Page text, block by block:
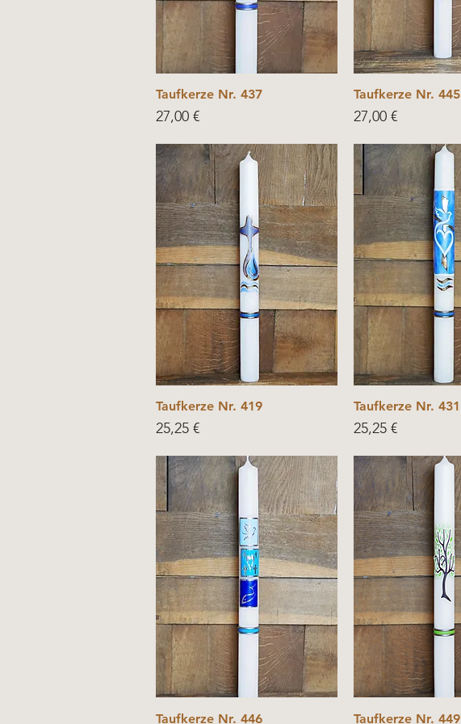
Taufkerze Nr. 437
Price
27,00 €
Taufkerze Nr. 445
Price
27,00 €
Taufkerze Nr. 419
Price
25,25 €
Taufkerze Nr. 431
Price
25,25 €
Taufkerze Nr. 446 Taufkerze Nr. 449